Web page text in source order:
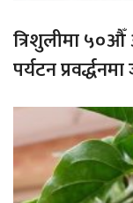
त्रिशुलीमा ५०औँ
पर्यटन